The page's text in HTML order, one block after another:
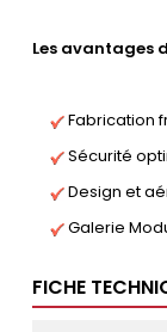
Les avantages
Fabrication
Sécurité
Design et
Galerie
FICHE